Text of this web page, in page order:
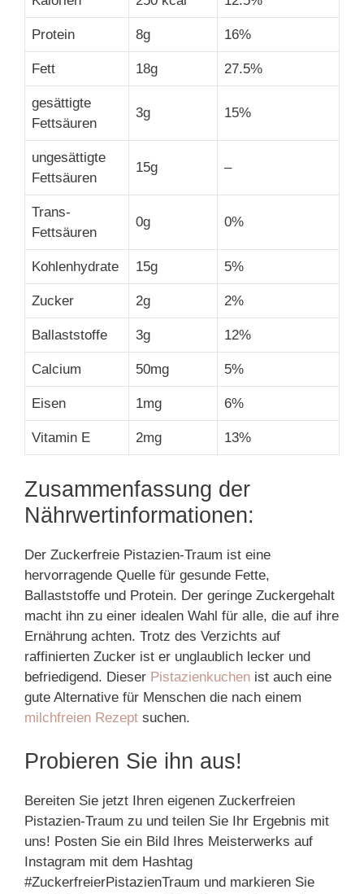
Protein 8g 16%
Fett 18g 27.5%
gesättigte
Fettsäuren
3g 15%
ungesättigte
Fettsäuren
15g –
Trans-
Fettsäuren
0g 0%
Kohlenhydrate 15g 5%
Zucker 2g 2%
Ballaststoffe 3g 12%
Calcium 50mg 5%
Eisen 1mg 6%
Vitamin E 2mg 13%
Zusammenfassung der
Nährwertinformationen:
Der Zuckerfreie Pistazien-Traum ist eine
hervorragende Quelle für gesunde Fette,
Ballaststoffe und Protein. Der geringe Zuckergehalt
macht ihn zu einer idealen Wahl für alle, die auf ihre
Ernährung achten. Trotz des Verzichts auf
raffinierten Zucker ist er unglaublich lecker und
befriedigend. Dieser Pistazienkuchen ist auch eine
gute Alternative für Menschen die nach einem
milchfreien Rezept suchen.
Probieren Sie ihn aus!
Bereiten Sie jetzt Ihren eigenen Zuckerfreien
Pistazien-Traum zu und teilen Sie Ihr Ergebnis mit
uns! Posten Sie ein Bild Ihres Meisterwerks auf
Instagram mit dem Hashtag
#ZuckerfreierPistazienTraum und markieren Sie